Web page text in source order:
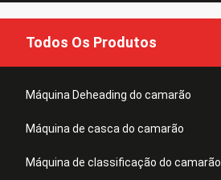
Todos Os Produtos
Máquina Deheading do camarão
Máquina de casca do camarão
Máquina de classificação do camarão